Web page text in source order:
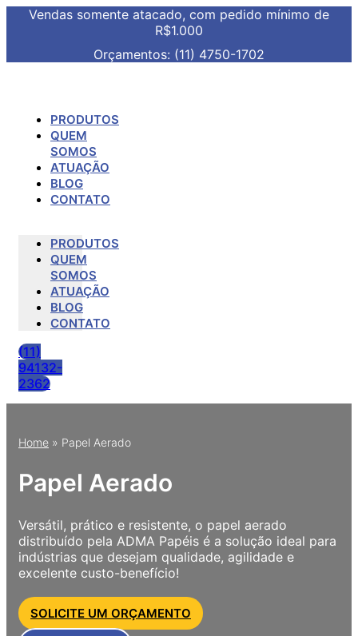
Vendas somente atacado, com pedido mínimo de
R$1.000
Orçamentos: (11) 4750-1702
PRODUTOS
QUEM
SOMOS
ATUAÇÃO
BLOG
CONTATO
PRODUTOS
QUEM
SOMOS
ATUAÇÃO
BLOG
CONTATO
(11)
94132-
2362
Home » Papel Aerado
Papel Aerado
Versátil, prático e resistente, o papel aerado
distribuído pela ADMA Papéis é a solução ideal para
indústrias que desejam qualidade, agilidade e
excelente custo-benefício!
SOLICITE UM ORÇAMENTO